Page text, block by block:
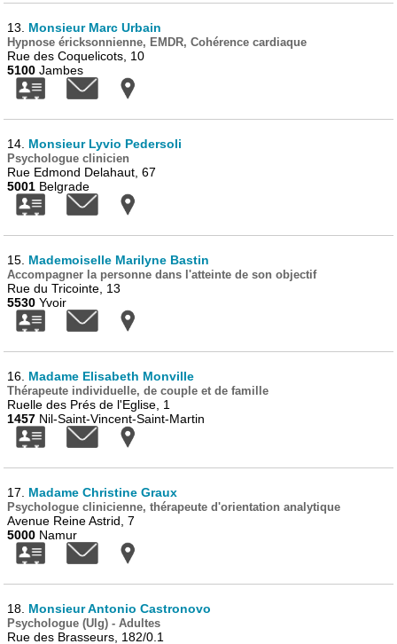
13. Monsieur Marc Urbain
Hypnose éricksonnienne, EMDR, Cohérence cardiaque
Rue des Coquelicots, 10
5100 Jambes
14. Monsieur Lyvio Pedersoli
Psychologue clinicien
Rue Edmond Delahaut, 67
5001 Belgrade
15. Mademoiselle Marilyne Bastin
Accompagner la personne dans l'atteinte de son objectif
Rue du Tricointe, 13
5530 Yvoir
16. Madame Elisabeth Monville
Thérapeute individuelle, de couple et de famille
Ruelle des Prés de l'Eglise, 1
1457 Nil-Saint-Vincent-Saint-Martin
17. Madame Christine Graux
Psychologue clinicienne, thérapeute d'orientation analytique
Avenue Reine Astrid, 7
5000 Namur
18. Monsieur Antonio Castronovo
Psychologue (Ulg) - Adultes
Rue des Brasseurs, 182/0.1